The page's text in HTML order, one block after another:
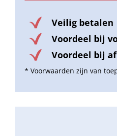
Veilig betalen
Voordeel bij
Voordeel bij
* Voorwaarden zijn van